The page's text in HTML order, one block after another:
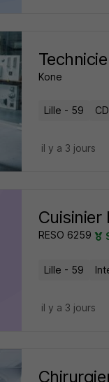
Kone
Lille - 59
il y a 3 jours
Cuisinier
RESO 6259
Lille - 59
il y a 3 jours